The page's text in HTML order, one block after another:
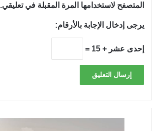
المتصفح لاستخدامها المرة المقبلة في تعليقي.
يرجى إدخال الإجابة بالأرقام:
إحدى عشر + 15 =